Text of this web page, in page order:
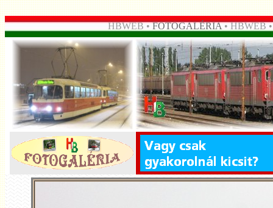
HBWEB •FOTOGALÉRIA• HBWEB